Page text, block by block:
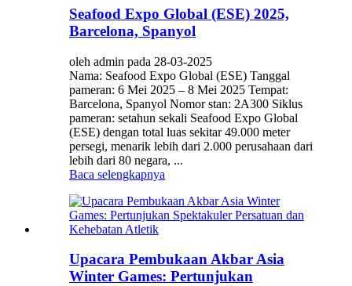
Seafood Expo Global (ESE) 2025,
Barcelona, ​​Spanyol
oleh admin pada 28-03-2025
Nama: Seafood Expo Global (ESE) Tanggal
pameran: 6 Mei 2025 – 8 Mei 2025 Tempat:
Barcelona, ​​Spanyol Nomor stan: 2A300 Siklus
pameran: setahun sekali Seafood Expo Global
(ESE) dengan total luas sekitar 49.000 meter
persegi, menarik lebih dari 2.000 perusahaan dari
lebih dari 80 negara, ...
Baca selengkapnya
Upacara Pembukaan Akbar Asia
Winter Games: Pertunjukan